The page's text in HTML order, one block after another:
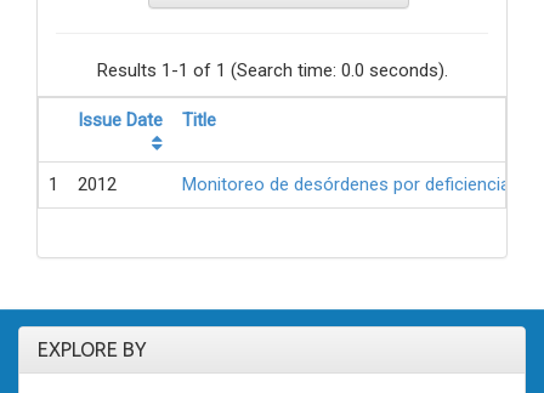
Results 1-1 of 1 (Search time: 0.0 seconds).
Issue Date Title
1 2012 Monitoreo de desórdenes por deficiencia
EXPLORE BY